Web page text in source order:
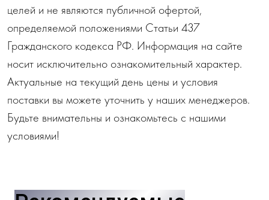
целей и не являются публичной офертой,
определяемой положениями Статьи 437
Гражданского кодекса РФ. Информация на сайте
носит исключительно ознакомительный характер.
Актуальные на текущий день цены и условия
поставки вы можете уточнить у наших менеджеров.
Будьте внимательны и ознакомьтесь с нашими
условиями!